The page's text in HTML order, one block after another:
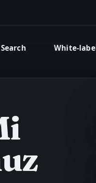
White-